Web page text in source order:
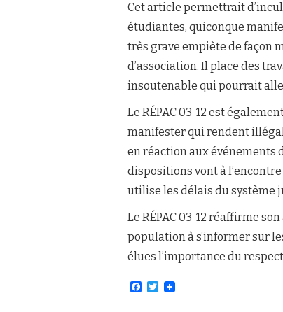
Cet article permettrait
étudiantes, quiconque
très grave empiète de façon
d’association. Il place des
insoutenable qui pourrait
Le RÉPAC 03-12 est
manifester qui rendent
en réaction aux événements
dispositions vont à
utilise les délais du système
Le RÉPAC 03-12 réaffirme
population à s’informer sur
élues l’importance du
F
T